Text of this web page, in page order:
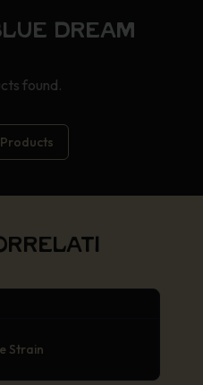
DREAM
found.
Strain